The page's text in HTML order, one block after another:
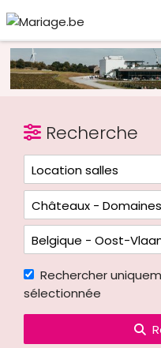
Recherche
Rechercher
sélectionnée